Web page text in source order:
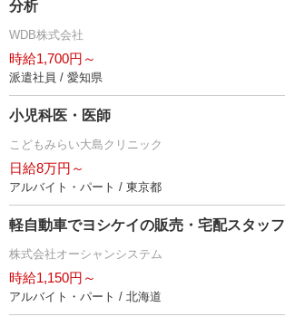
分析
WDB株式会社
時給1,700円～
派遣社員 / 愛知県
小児科医・医師
こどもみらい大島クリニック
日給8万円～
アルバイト・パート / 東京都
軽自動車でヨシケイの販売・宅配スタッフ
株式会社オーシャンシステム
時給1,150円～
アルバイト・パート / 北海道